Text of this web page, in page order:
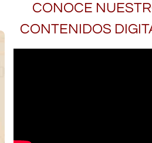
CONOCE
CONTENIDOS